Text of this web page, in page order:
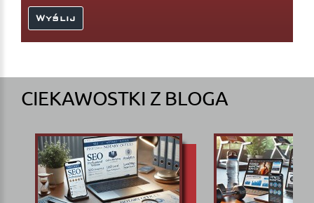
CIEKAWOSTKI Z BLOGA